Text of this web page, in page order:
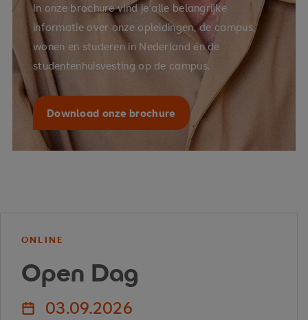
In onze brochure vind je alle belangrijke
informatie over onze opleidingen, de campus,
wonen en studeren in Nederland én de
studentenhuisvesting op de campus.
Download onze brochure
ONLINE
Open Dag
03.09.2026